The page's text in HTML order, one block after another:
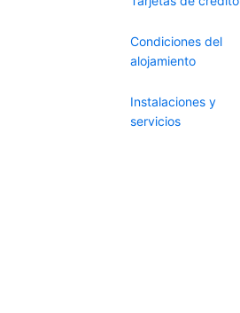
Condiciones del
alojamiento
Instalaciones y
servicios